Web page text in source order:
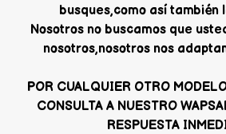
busques,como así también
Nosotros no buscamos que
nosotros,nosotros nos
POR CUALQUIER OTRO
CONSULTA A NUESTRO
RESPUESTA